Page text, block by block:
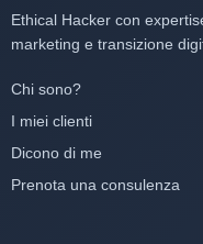
Ethical Hacker con
marketing e transizione
Chi sono?
I miei clienti
Dicono di me
Prenota una consulenza